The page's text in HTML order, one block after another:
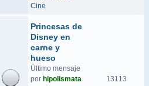
Cine
Princesas de
Disney en
carne y
hueso
Último mensaje
por hipolismata
13113